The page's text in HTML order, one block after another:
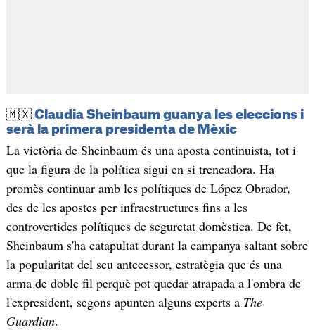
🇲🇽 Claudia Sheinbaum guanya les eleccions i
serà la primera presidenta de Mèxic
La victòria de Sheinbaum és una aposta continuista, tot i
que la figura de la política sigui en si trencadora. Ha
promès continuar amb les polítiques de López Obrador,
des de les apostes per infraestructures fins a les
controvertides polítiques de seguretat domèstica. De fet,
Sheinbaum s'ha catapultat durant la campanya saltant sobre
la popularitat del seu antecessor, estratègia que és una
arma de doble fil perquè pot quedar atrapada a l'ombra de
l'expresident, segons apunten alguns experts a The
Guardian.